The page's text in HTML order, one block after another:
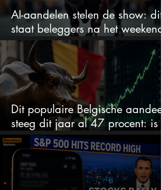
AI-aandelen stelen de show: dit
staat beleggers na het weekend
te wachten
Dit populaire Belgische aandeel
steeg dit jaar al 47 procent: is
ruimte voor meer?